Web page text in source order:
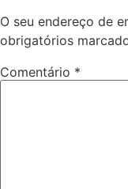
O seu endereço de
obrigatórios
Comentário *